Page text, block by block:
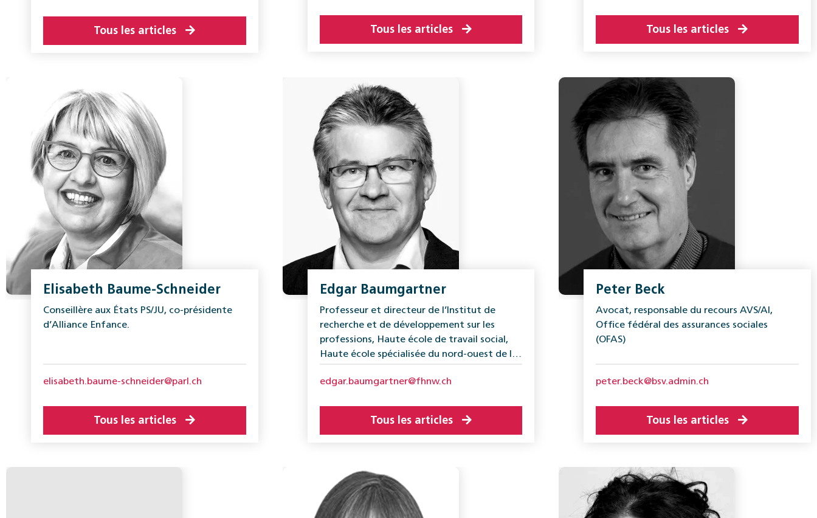
Tous les articles Tous les articles Tous les articles
Elisabeth Baume-Schneider
Conseillère aux États PS/JU, co-présidente
d’Alliance Enfance.
elisabeth.baume-schneider@parl.ch
Tous les articles
Edgar Baumgartner
Professeur et directeur de l’Institut de
recherche et de développement sur les
professions, Haute école de travail social,
Haute école spécialisée du nord-ouest de la
edgar.baumgartner@fhnw.ch
Tous les articles
Peter Beck
Avocat, responsable du recours AVS/AI,
Office fédéral des assurances sociales
(OFAS)
peter.beck@bsv.admin.ch
Tous les articles